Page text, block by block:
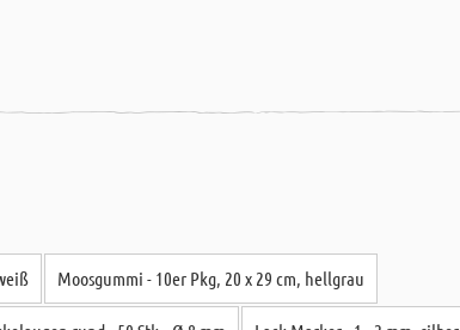
Moosgummi - 10er Pkg, 20 x 29 cm, hellgrau